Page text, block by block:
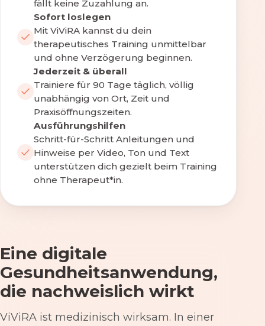
fällt keine Zuzahlung an.
Sofort loslegen
Mit ViViRA kannst du dein
therapeutisches Training unmittelbar
und ohne Verzögerung beginnen.
Jederzeit & überall
Trainiere für 90 Tage täglich, völlig
unabhängig von Ort, Zeit und
Praxisöffnungszeiten.
Ausführungshilfen
Schritt-für-Schritt Anleitungen und
Hinweise per Video, Ton und Text
unterstützen dich gezielt beim Training
ohne Therapeut*in.
Eine digitale
Gesundheitsanwendung,
die nachweislich wirkt
ViViRA ist medizinisch wirksam. In einer